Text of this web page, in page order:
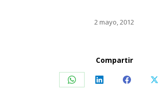
2 mayo, 2012
Compartir
Share
Share
Share